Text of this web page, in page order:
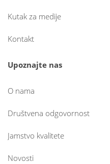
Kutak za medije
Kontakt
Upoznajte nas
O nama
Društvena odgovornost
Jamstvo kvalitete
Novosti